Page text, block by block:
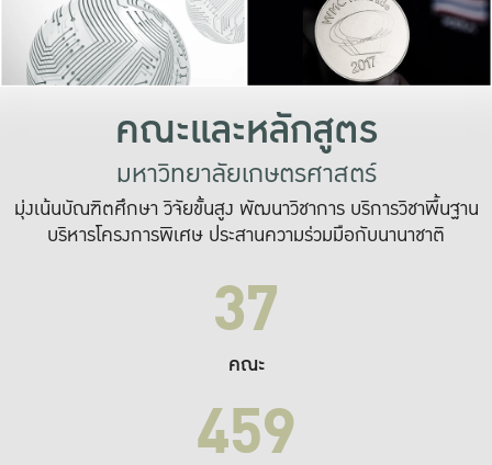
เปลี่ยนแปลง แล
เพื่อทำง
ระบบสารสนเทศ
คณะและหลักสูตร
มหาวิทยาลัยเกษตรศาสตร์
มุ่งเน้นบัณฑิตศึกษา วิจัยขั้นสูง พัฒนาวิชาการ บริการวิชาพื้นฐาน
บริหารโครงการพิเศษ ประสานความร่วมมือกับนานาชาติ
37
คณะ
459